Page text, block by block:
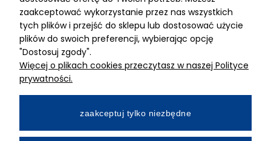
MIMARI sp z o.o.
ul. Kurkowa 12
50-210 Wrocław
Dane rejestracyjne
NIP:8982325327
Wpłacony w całości
zaakceptować wykorzystanie przez nas wszystkich
tych plików i przejść do sklepu lub dostosować użycie
plików do swoich preferencji, wybierając opcję
"Dostosuj zgody".
Więcej o plikach cookies przeczytasz w naszej Polityce
prywatności.
zaakceptuj tylko niezbędne